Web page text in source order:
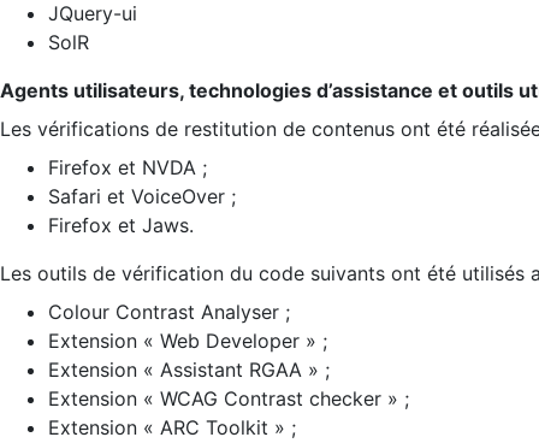
JQuery-ui
SolR
Agents utilisateurs, technologies d’assistance et outils
Les vérifications de restitution de contenus ont été
Firefox et NVDA ;
Safari et VoiceOver ;
Firefox et Jaws.
Les outils de vérification du code suivants ont été utilisés
Colour Contrast Analyser ;
Extension « Web Developer » ;
Extension « Assistant RGAA » ;
Extension « WCAG Contrast checker » ;
Extension « ARC Toolkit » ;